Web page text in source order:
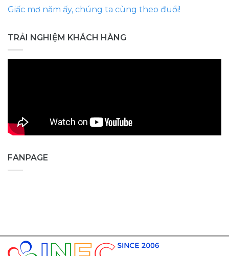
Giấc mơ năm ấy, chúng ta cùng theo đuổi!
TRẢI NGHIỆM KHÁCH HÀNG
FANPAGE